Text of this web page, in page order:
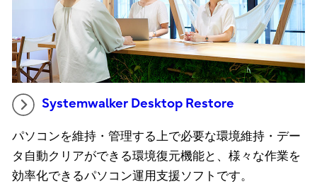
Systemwalker Desktop Restore
パソコンを維持・管理する上で必要な環境維持・デー
タ自動クリアができる環境復元機能と、様々な作業を
効率化できるパソコン運用支援ソフトです。